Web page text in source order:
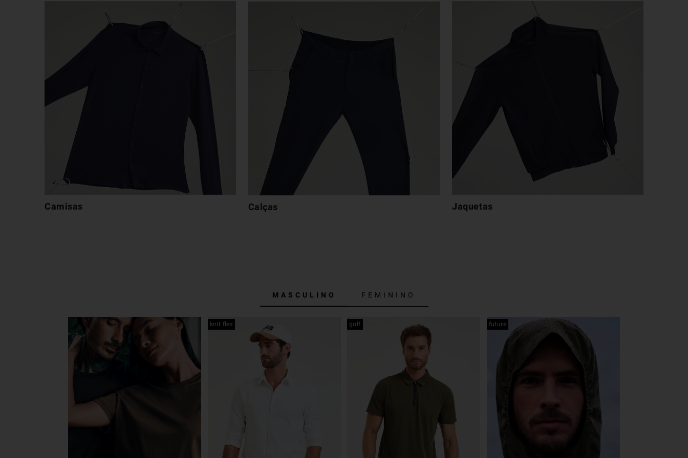
Camisas Calças Jaquetas
MASCULINO FEMININO
knit flex golf future